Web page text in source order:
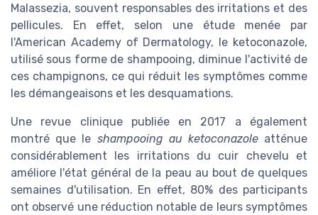
Malassezia, souvent responsables des irritations et des
pellicules. En effet, selon une étude menée par
l'American Academy of Dermatology, le ketoconazole,
utilisé sous forme de shampooing, diminue l'activité de
ces champignons, ce qui réduit les symptômes comme
les démangeaisons et les desquamations.
Une revue clinique publiée en 2017 a également
montré que le shampooing au ketoconazoleatténue
considérablement les irritations du cuir chevelu et
améliore l'état général de la peau au bout de quelques
semaines d'utilisation. En effet, 80% des participants
ont observé une réduction notable de leurs symptômes